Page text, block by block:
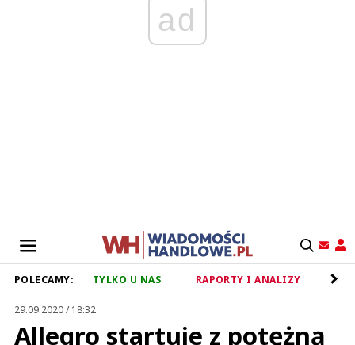
ad
POLECAMY: TYLKO U NAS RAPORTY I ANALIZY
29.09.2020 / 18:32
Allegro startuje z potężną